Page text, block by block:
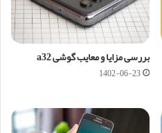
بررسی مزایا و معایب گوشی a32
1402-06-23